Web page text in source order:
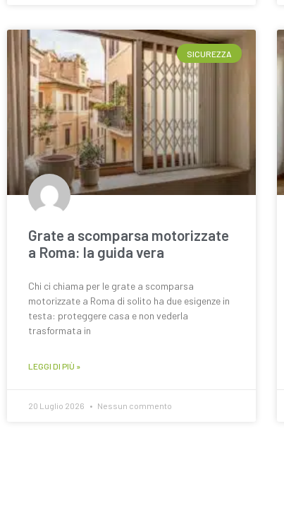
SICUREZZA
Grate a scomparsa motorizzate
a Roma: la guida vera
Chi ci chiama per le grate a scomparsa
motorizzate a Roma di solito ha due esigenze in
testa: proteggere casa e non vederla
trasformata in
LEGGI DI PIÙ »
20 Luglio 2026 Nessun commento